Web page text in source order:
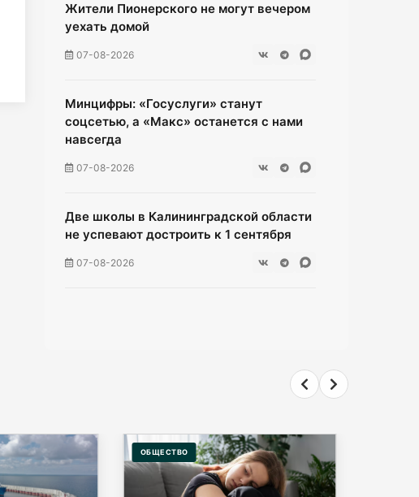
Жители Пионерского не могут вечером
уехать домой
07-08-2026
Минцифры: «Госуслуги» станут
соцсетью, а «Макс» останется с нами
навсегда
07-08-2026
Две школы в Калининградской области
не успевают достроить к 1 сентября
07-08-2026
07-08-2026 ПРОИСШЕСТВИЯ